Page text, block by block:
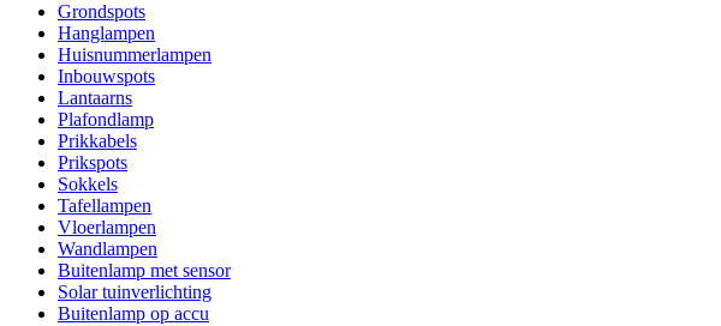
Grondspots
Hanglampen
Huisnummerlampen
Inbouwspots
Lantaarns
Plafondlamp
Prikkabels
Prikspots
Sokkels
Tafellampen
Vloerlampen
Wandlampen
Buitenlamp met sensor
Solar tuinverlichting
Buitenlamp op accu